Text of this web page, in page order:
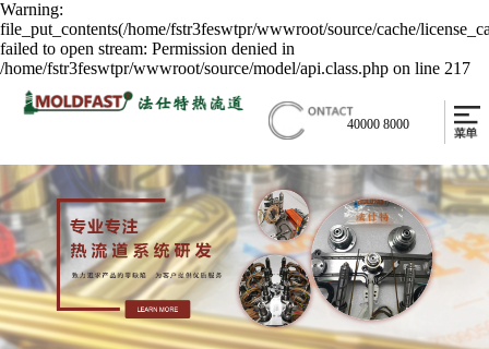
Warning:
file_put_contents(/home/fstr3feswtpr/wwwroot/source/cache/
failed to open stream: Permission denied in
/home/fstr3feswtpr/wwwroot/source/model/api.class.php on line 217
40000 8000